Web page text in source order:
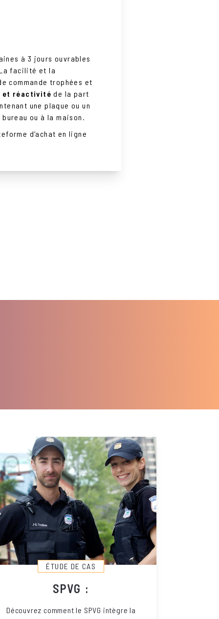
à 3 jours ouvrables
facilité et la
commande trophées et
et réactivité de la part
une plaque ou un
ou à la maison.
d’achat en ligne
ÉTUDE DE CAS
SPVG :
Découvrez comment le SPVG intègre la